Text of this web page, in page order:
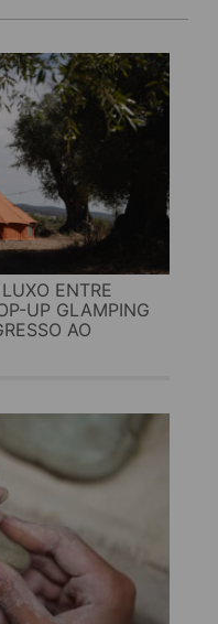
ENTRE
UP GLAMPING
AO